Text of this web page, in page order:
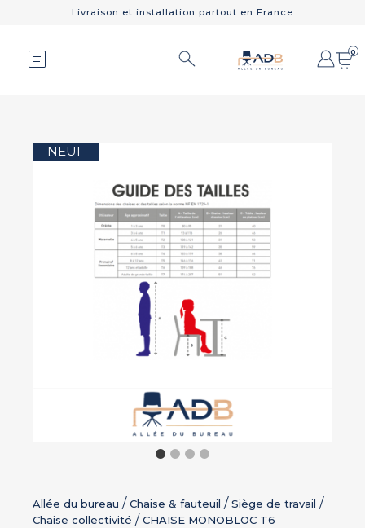
Livraison et installation partout en France
0
NEUF
Allée du bureau Chaise & fauteuil
Siège de travail
Chaise collectivité
CHAISE MONOBLOC T6